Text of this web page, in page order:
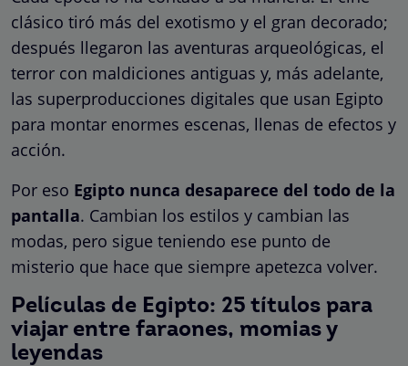
clásico tiró más del exotismo y el gran decorado;
después llegaron las aventuras arqueológicas, el
terror con maldiciones antiguas y, más adelante,
las superproducciones digitales que usan Egipto
para montar enormes escenas, llenas de efectos y
acción.
Por eso Egipto nunca desaparece del todo de la
pantalla. Cambian los estilos y cambian las
modas, pero sigue teniendo ese punto de
misterio que hace que siempre apetezca volver.
Películas de Egipto: 25 títulos para
viajar entre faraones, momias y
leyendas